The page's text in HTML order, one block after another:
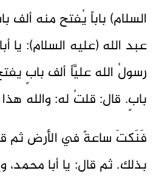
السلام) باباً يُفتح منه ألف
عبد الله (عليه السلام): يا
رسولُ الله عليَّاً ألف بابٍ
بابٍ. قال: قلتُ له: والله
فَنَكتَ ساعةً في الأرض ثم
بذلك. ثم قال: يا أبا محمد،